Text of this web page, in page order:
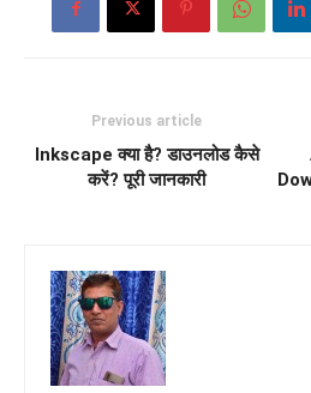
Previous article
Inkscape क्या है? डाउनलोड कैसे
करें? पूरी जानकारी